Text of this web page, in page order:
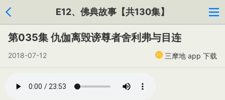
E12、佛典故事【共130集】
第035集 仇伽离毁谤尊者舍利弗与目连
2018-07-12 三摩地 app 下载